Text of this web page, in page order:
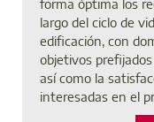
forma óptima los
largo del ciclo de
edificación, con
objetivos
así como la
interesadas en el